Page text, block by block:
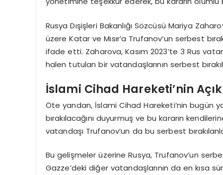
Rusya Dışişleri Bakanlığı Sözcüsü Mariya
üzere Katar ve Mısır’a Trufanov’un serbest
ifade etti. Zaharova, Kasım 2023’te 3 Rus
halen tutulan bir vatandaşlarının serbest
İslami Cihad Hareketi’nin
Öte yandan, İslami Cihad Hareketi’nin bugün
bırakılacağını duyurmuş ve bu kararın
vatandaşı Trufanov’un da bu serbest
Bu gelişmeler üzerine Rusya, Trufanov’un
Gazze’deki diğer vatandaşlarının da en kısa